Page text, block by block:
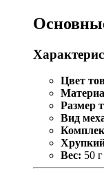
Цвет
Размер
Вид
Вес: 50 г